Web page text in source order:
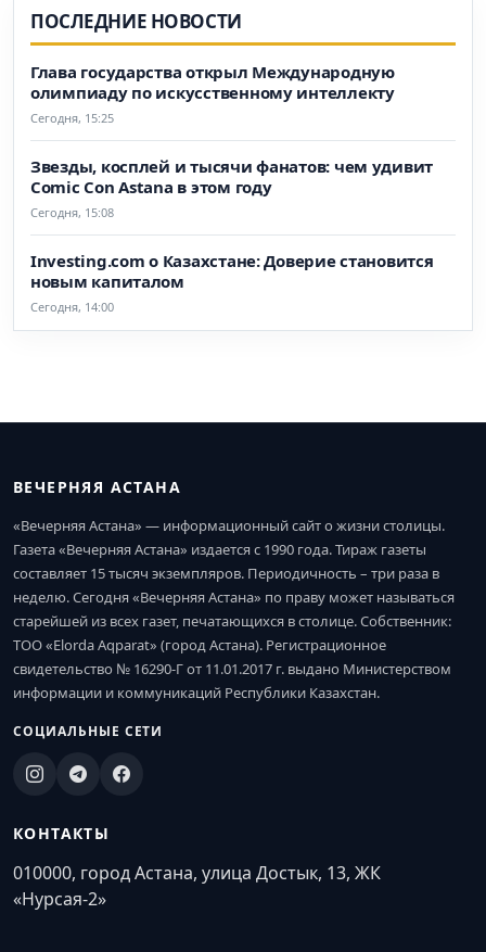
ПОСЛЕДНИЕ НОВОСТИ
Глава государства открыл Международную
олимпиаду по искусственному интеллекту
Сегодня, 15:25
Звезды, косплей и тысячи фанатов: чем удивит
Comic Con Astana в этом году
Сегодня, 15:08
Investing.com о Казахстане: Доверие становится
новым капиталом
Сегодня, 14:00
ВЕЧЕРНЯЯ АСТАНА
«Вечерняя Астана» — информационный сайт о жизни столицы.
Газета «Вечерняя Астана» издается с 1990 года. Тираж газеты
составляет 15 тысяч экземпляров. Периодичность – три раза в
неделю. Сегодня «Вечерняя Астана» по праву может называться
старейшей из всех газет, печатающихся в столице. Собственник:
ТОО «Elorda Aqparat» (город Астана). Регистрационное
свидетельство № 16290-Г от 11.01.2017 г. выдано Министерством
информации и коммуникаций Республики Казахстан.
СОЦИАЛЬНЫЕ СЕТИ
КОНТАКТЫ
010000, город Астана, улица Достык, 13, ЖК
«Нурсая-2»